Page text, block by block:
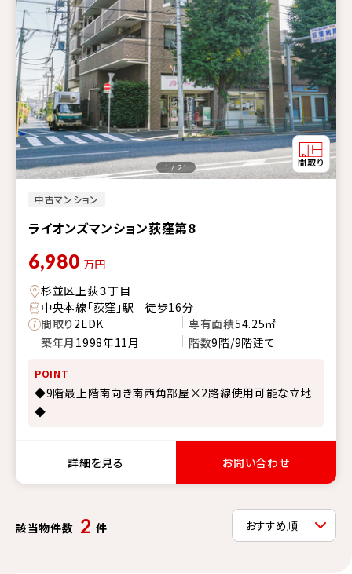
中古マンション
ライオンズマンション荻窪第8
1 / 21
6,980 万円
杉並区上荻３丁目
中央本線「荻窪」駅 徒歩16分
間取り2LDK 専有面積54.25㎡
築年月 1998年11月 階数9階/9階建て
POINT
◆9階最上階南向き南西角部屋×2路線使用可能な立地
◆
詳細を見る お問い合わせ
該当物件数 2 件